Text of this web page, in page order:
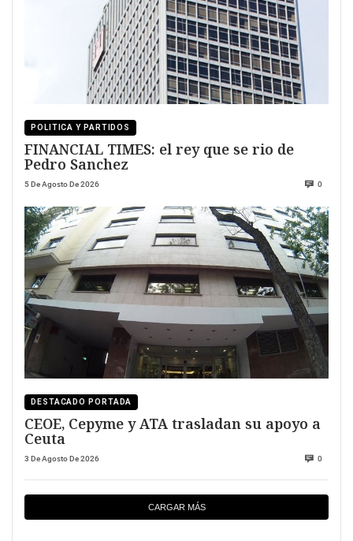
POLITICA Y PARTIDOS
FINANCIAL TIMES: el rey que se rio de
Pedro Sanchez
5 De Agosto De 2026 0
DESTACADO PORTADA
CEOE, Cepyme y ATA trasladan su apoyo a
Ceuta
3 De Agosto De 2026 0
CARGAR MÁS